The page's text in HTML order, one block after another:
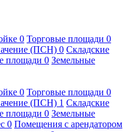
0 Торговые площади 0
(ПСН) 0 Складские
площади 0 Земельные
0 Торговые площади 0
(ПСН) 1 Складские
площади 0 Земельные
0 Помещения с арендатором